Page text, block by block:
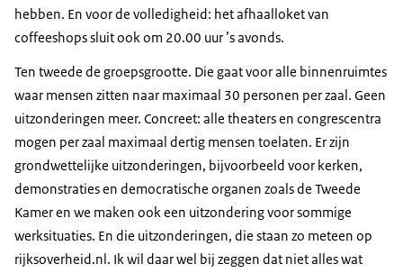
hebben. En voor de volledigheid: het afhaalloket van
coffeeshops sluit ook om 20.00 uur ’s avonds.
Ten tweede de groepsgrootte. Die gaat voor alle binnenruimtes
waar mensen zitten naar maximaal 30 personen per zaal. Geen
uitzonderingen meer. Concreet: alle theaters en congrescentra
mogen per zaal maximaal dertig mensen toelaten. Er zijn
grondwettelijke uitzonderingen, bijvoorbeeld voor kerken,
demonstraties en democratische organen zoals de Tweede
Kamer en we maken ook een uitzondering voor sommige
werksituaties. En die uitzonderingen, die staan zo meteen op
rijksoverheid.nl. Ik wil daar wel bij zeggen dat niet alles wat